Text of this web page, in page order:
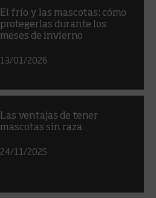
El frío y las mascotas: cómo
protegerlas durante los
meses de invierno
13/01/2026
Las ventajas de tener
mascotas sin raza
24/11/2025